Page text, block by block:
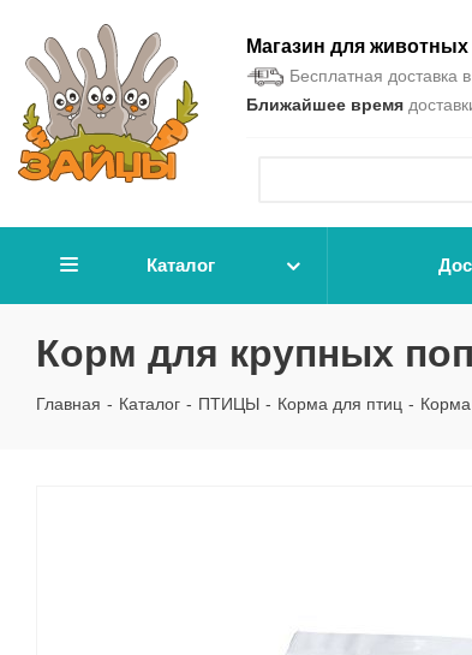
Магазин для
Бесплатная доставка
Ближайшее время
Каталог
Корм для крупных
Главная - Каталог - ПТИЦЫ - Корма для птиц - Корма